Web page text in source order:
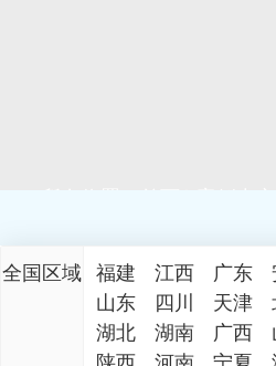
全国区域 福建 江西 广东
山东
四川 天津
湖北
湖南 广西